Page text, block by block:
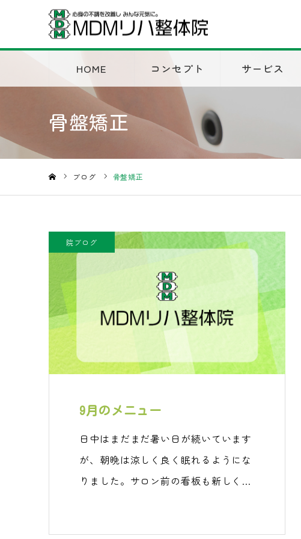
HOME コンセプト サービス
骨盤矯正
ブログ 骨盤矯正
院ブログ
9月のメニュー
日中はまだまだ暑い日が続いています
が、朝晩は涼しく良く眠れるようにな
りました。サロン前の看板も新しくな